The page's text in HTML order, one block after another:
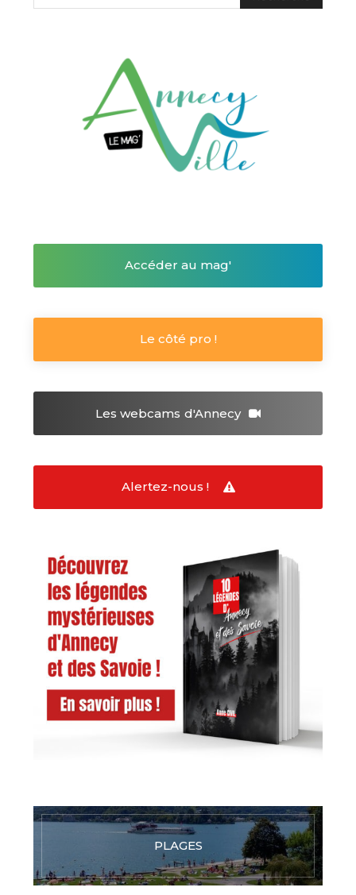
Accéder au mag'
Le côté pro !
Les webcams d'Annecy
Alertez-nous !
PLAGES